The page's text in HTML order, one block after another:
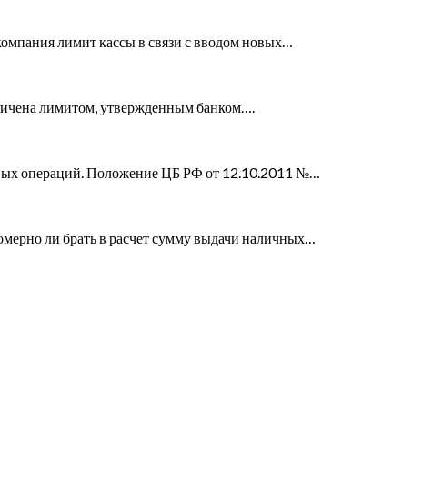
лимит кассы в связи с вводом новых…
лимитом, утвержденным банком….
операций. Положение ЦБ РФ от 12.10.2011 №…
ли брать в расчет сумму выдачи наличных…